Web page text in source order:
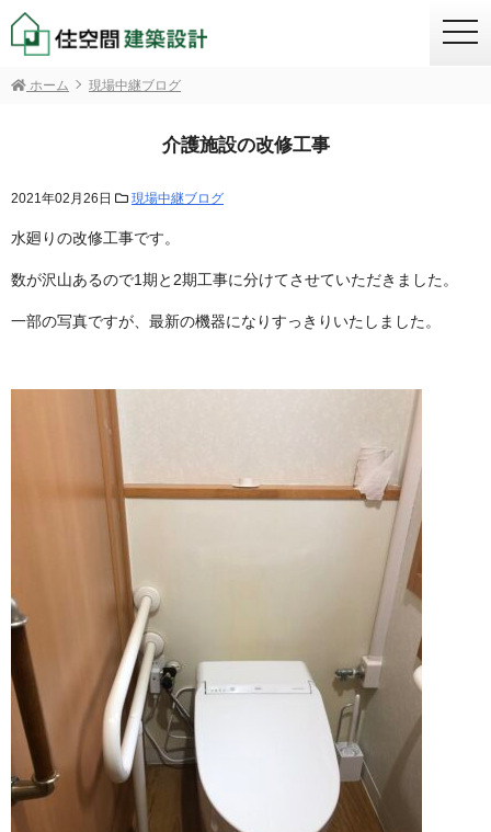
ホーム 現場中継ブログ
介護施設の改修工事
2021年02月26日 現場中継ブログ
水廻りの改修工事です。
数が沢山あるので1期と2期工事に分けてさせていただきました。
一部の写真ですが、最新の機器になりすっきりいたしました。